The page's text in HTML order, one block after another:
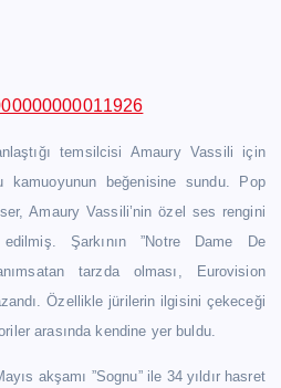
temsilcisi Amaury Vassili için
kamuoyunun beğenisine sundu. Pop
Amaury Vassili’nin özel ses rengini
Şarkının ”Notre Dame De
tarzda olması, Eurovision
Özellikle jürilerin ilgisini çekeceği
arasında kendine yer buldu.
akşamı ”Sognu” ile 34 yıldır hasret